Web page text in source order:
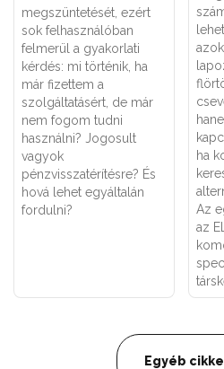
megszüntetését, ezért
sok felhasználóban
felmerül a gyakorlati
kérdés: mi történik, ha
már fizettem a
szolgáltatásért, de már
nem fogom tudni
használni? Jogosult
vagyok
pénzvisszatérítésre? És
hová lehet egyáltalán
fordulni?
ha
Az
az
Egyéb